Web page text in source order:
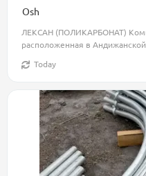
Osh
ЛЕКСАН (ПОЛИКАРБОНАТ)
расположенная в Андижанской
Today